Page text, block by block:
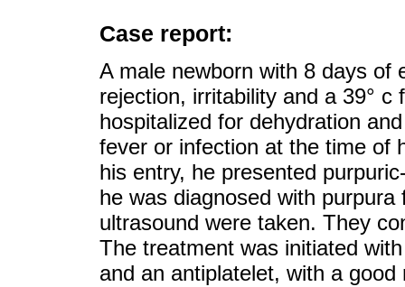
Case report:
A male newborn with 8 days of
rejection, irritability and a 39°
hospitalized for dehydration
fever or infection at the time of
his entry, he presented
he was diagnosed with
ultrasound were taken. They
The treatment was initiated
and an antiplatelet, with a good